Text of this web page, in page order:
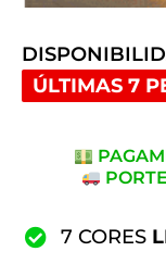
ÚLTIMAS 7
7 CORES